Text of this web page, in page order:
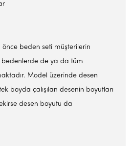
beden seti müşterilerin
bedenlerde de ya da tüm
Model üzerinde desen
boyda çalışılan desenin boyutları
desen boyutu da